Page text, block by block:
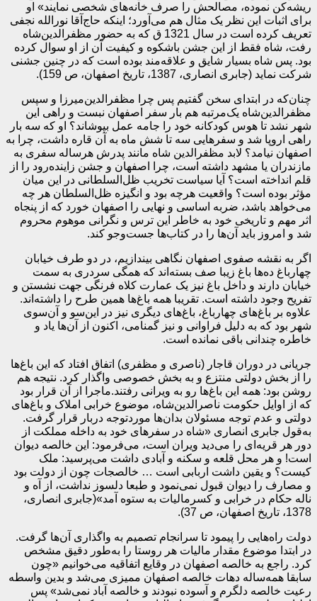
ریشه‌کن نموده، مصالحش را صرف خانه‌های شخصی نمایند» او
برای اثبات این نظر یک مثال هم می‌آورد؛ اینکه حاج‌آقا نورالله نجفی
تعریف کرده است در سال 1321 ق که به حضور مظفرالدین‌شاه
رفت، شاه فقط از این جشن باشکوه و کیفیت آن از او سوال کرده
بود. پس شاه بسیار شایق و علاقه‌مند بوده است که در چنین جشنی
شرکت نماید (جابری انصاری، 1387، تاریخ اصفهان، ص 159).
چنان‌که در ابتدای سخن گفتیم پس چرا مظفرالدین‌میرزا و سپس
مظفرالدین‌شاه یک‌مرتبه هم بار سفر اصفهان نبست و راهی این
شهر نشد تا هوس کودکانه خود را جامه عمل بپوشاند؟ او که سه بار
راهی اروپا شد و سفرهایی سه تا شش ماه به آن قاره داشت، چرا به
اصفهان نیامد؟ لابد مظفرالدین شاه مانند پدرش هرساله سفری به
مازندران یا مشهد داشته است، چرا اصفهان و جشن زاینده‌رود را از
قلم انداخته است؟ آیا سیاست تخریب ظل‌السلطانی در این میان
مؤثر بوده است؟ واقعیت هرچه بود و انگیزه ظل‌السلطان هر چه
می‌خواهد باشد، ضربه اساسی و نهایی را اصفهان خورد که از پنجاه
اثر مهم و تاریخی خود به خاطر این ترس و نگرانی موهوم محروم
شد و امروز باید آن‌ها را در کتاب‌ها جست‌وجو کند.
اگر به نقشه صفوی اصفهان نگاهی بیندازیم، در دو طرف خیابان
چهارباغ ده‌ها باغ زیبا صف بسته‌اند که همگی سردری به سمت
خیابان دارند و داخل باغ نیز یک عمارت کلاه فرنگی جهت نشستن و
تفریح وجود داشته است. تقریبا همه باغ‌ها همین طرح را داشته‌اند.
علاوه بر باغ‌های چهارباغ، باغ‌های دیگری نیز در این‌سو و آن‌سوی
شهر بود که به دلیل فراوانی و نیز گمنامی، اکنون از آن‌ها یاد و
خاطره چندانی باقی نمانده است.
جریانی در دوران قاجار (ناصری و مظفری) اتفاق افتاد که این باغ‌ها
را از بخش دولتی منتزع و به بخش خصوصی واگذار کرد. نتیجه هم
روشن بود: همه این باغ‌ها رو به ویرانی رفتند.ماجرا از آن قرار بود
که از اوایل حکومت ناصرالدین‌شاه، موضوع خرابی املاک و باغ‌های
دولتی و عدم توجه مسئولان بدان‌ها موردتوجه دربار قرار گرفت.
به‌قول جابری انصاری «شاه در سفرهای خود به داخله مملکت از
دور هر قریه‌ای را می‌دید ویران است، می‌فرمود: این خالصه دیوان
است! و هر محل قلعه و سکنه و آبادی داشت می‌پرسید: ملک
کیست؟ و یقین داشت اربابی است … خالصجات چون از دولت بود
و مصارف را دیوان قبول نمی‌نمود و طبعا دلسوز نداشت، از آه و
ناله حکام در خرابی و کسرمالیات به ستوه آمد»(جابری انصاری،
1378، تاریخ اصفهان، ص 37).
دولت راه‌هایی را پیمود تا سرانجام تصمیم به واگذاری آن‌ها گرفت.
در ابتدا موضوع مقدار مالیات هر روستا را به‌طور دقیق مشخص
کرد. راجع به خالصه اصفهان در وقایع اتفاقیه می‌خوانیم «چون
سابقا همه‌ساله دهات خالصه اصفهان ممیزی می‌شد و بدین واسطه
رعیت خالصه دلگرم و آسوده نبودند و خالصه آباد نمی‌شد» پس